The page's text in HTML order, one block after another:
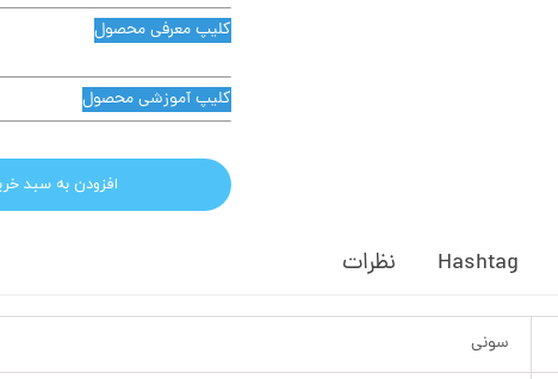
کلیپ معرفی محصول
کلیپ آموزشی محصول
افزودن به سبد
Hashtag نظرات
سونی